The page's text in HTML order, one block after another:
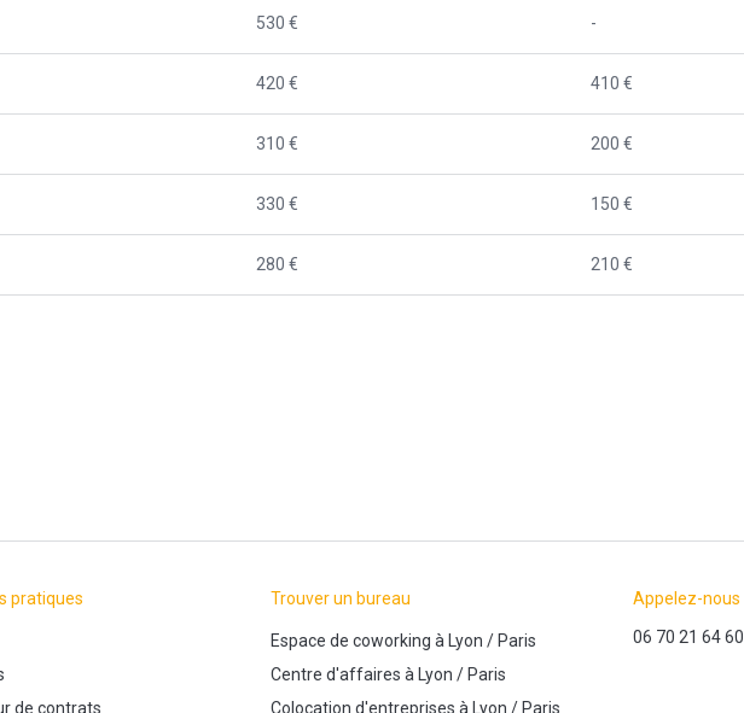
530 € -
420 € 410 €
310 € 200 €
330 € 150 €
280 € 210 €
pratiques
de contrats
Trouver un bureau
Espace de coworking à Lyon / Paris
Centre d'affaires à Lyon / Paris
Colocation d'entreprises à Lyon / Paris
Appelez-nous
06 70 21 64 60